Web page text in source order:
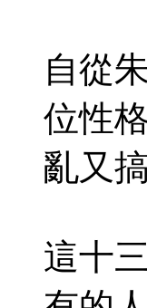
自從
位性
亂又
這十